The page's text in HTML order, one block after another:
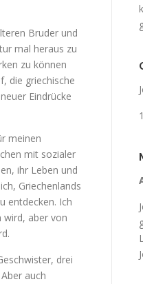
Bruder und
mal heraus zu
zu können
die griechische
Eindrücke
meinen
mit sozialer
ihr Leben und
Griechenlands
entdecken. Ich
wird, aber von
drei
auch